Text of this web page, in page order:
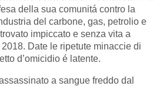
della sua comunitá contro la
del carbone, gas, petrolio e
impiccato e senza vita a
Date le ripetute minaccie di
d’omicidio é latente.
a sangue freddo dal